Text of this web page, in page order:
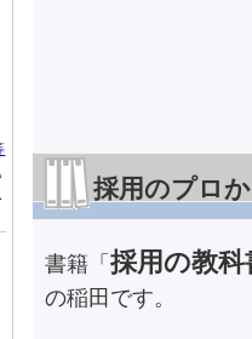
採用のプロ
書籍「 採用の教科
の稲田です。